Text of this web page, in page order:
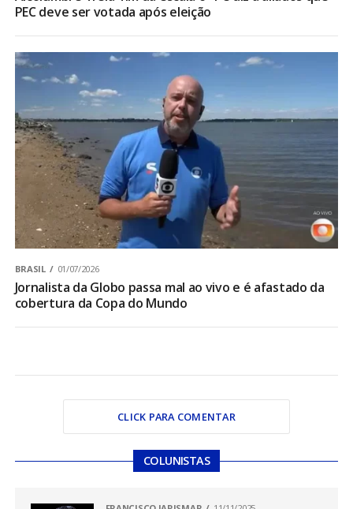
PEC deve ser votada após eleição
BRASIL 01/07/2026
Jornalista da Globo passa mal ao vivo e é afastado da
cobertura da Copa do Mundo
CLICK PARA COMENTAR
COLUNISTAS